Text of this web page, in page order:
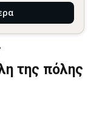
της πόλης